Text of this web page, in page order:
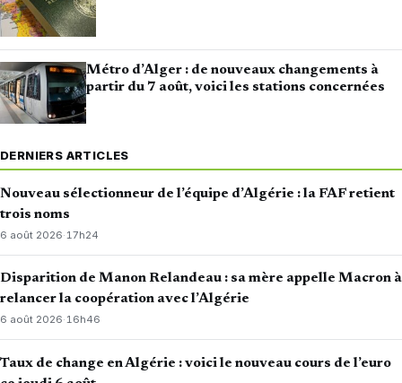
Métro d’Alger : de nouveaux changements à
partir du 7 août, voici les stations concernées
DERNIERS ARTICLES
Nouveau sélectionneur de l’équipe d’Algérie : la FAF retient
trois noms
6 août 2026·17h24
Disparition de Manon Relandeau : sa mère appelle Macron à
relancer la coopération avec l’Algérie
6 août 2026·16h46
Taux de change en Algérie : voici le nouveau cours de l’euro